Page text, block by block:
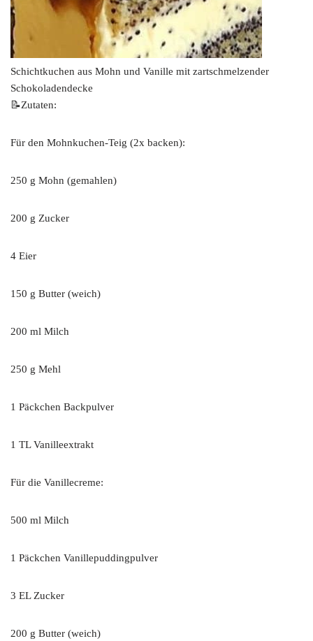
Schichtkuchen aus Mohn und Vanille mit zartschmelzender
Schokoladendecke
📝Zutaten:
Für den Mohnkuchen-Teig (2x backen):
250 g Mohn (gemahlen)
200 g Zucker
4 Eier
150 g Butter (weich)
200 ml Milch
250 g Mehl
1 Päckchen Backpulver
1 TL Vanilleextrakt
Für die Vanillecreme:
500 ml Milch
1 Päckchen Vanillepuddingpulver
3 EL Zucker
200 g Butter (weich)